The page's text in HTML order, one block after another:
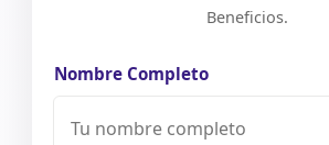
Beneficios.
Nombre Completo